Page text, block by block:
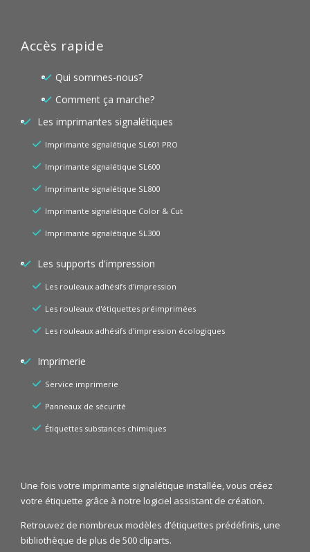
Accès rapide
Qui sommes-nous?
Comment ça marche?
Les imprimantes signalétiques
Imprimante signalétique SL601 PRO
Imprimante signalétique SL600
Imprimante signalétique SL800
Imprimante signalétique Color & Cut
Imprimante signalétique SL300
Les supports d'impression
Les rouleaux adhésifs d'impression
Les rouleaux d'étiquettes préimprimées
Les rouleaux adhésifs d'impression écologiques
Imprimerie
Service imprimerie
Panneaux de sécurité
Étiquettes substances chimiques
Une fois votre imprimante signalétique installée, vous créez
votre étiquette grâce à notre logiciel assistant de création.
Retrouvez de nombreux modèles d’étiquettes prédéfinis, une
bibliothèque de plus de 500 cliparts.